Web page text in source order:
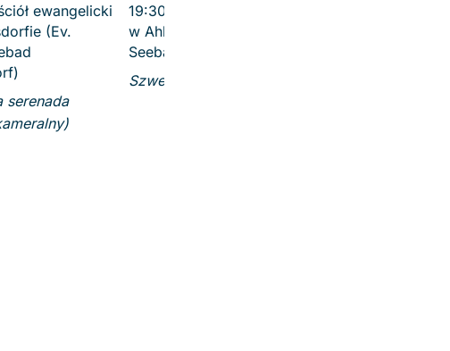
ewangelicki
(Ev.
serenada
19:30, Kościół ewangelicki
w Ahlbeck (Ev. Kirche
Seebad Ahlbeck)
Szwedzki blask